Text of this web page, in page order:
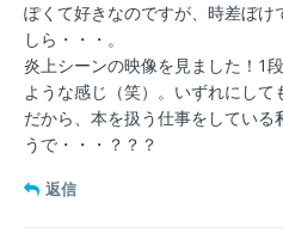
ぽくて好きなのですが、時差ぼ
しら・・・。
炎上シーンの映像を見ました！1
ような感じ（笑）。いずれにし
だから、本を扱う仕事をしてい
うで・・・？？？
返信